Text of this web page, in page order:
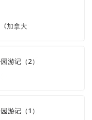
加拿大
游记（2）
游记（1）